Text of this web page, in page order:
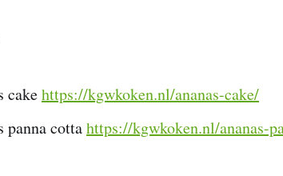
cakehttps://kgwkoken.nl/ananas-cake/
panna cottahttps://kgwkoken.nl/ananas-